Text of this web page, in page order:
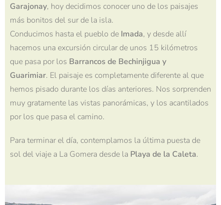
Garajonay, hoy decidimos conocer uno de los paisajes
más bonitos del sur de la isla.
Conducimos hasta el pueblo de Imada, y desde allí
hacemos una excursión circular de unos 15 kilómetros
que pasa por los Barrancos de Bechinjigua y
Guarimiar. El paisaje es completamente diferente al que
hemos pisado durante los días anteriores. Nos sorprenden
muy gratamente las vistas panorámicas, y los acantilados
por los que pasa el camino.
Para terminar el día, contemplamos la última puesta de
sol del viaje a La Gomera desde la Playa de la Caleta.